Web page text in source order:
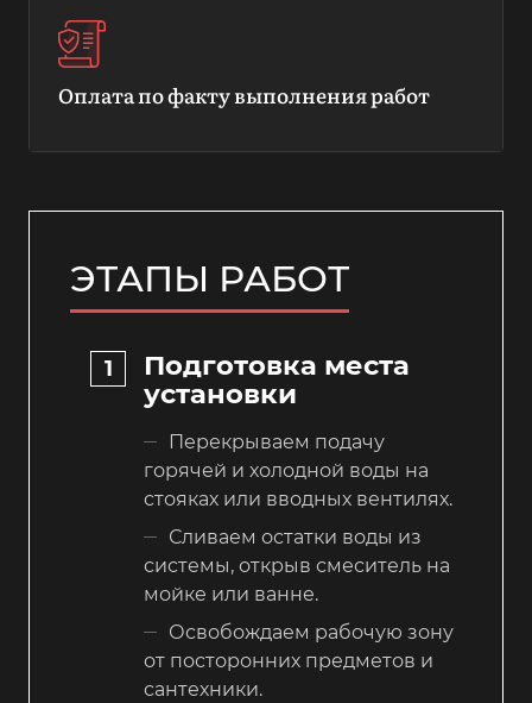
Оплата по факту выполнения работ
ЭТАПЫ РАБОТ
Подготовка места
установки
Перекрываем подачу
горячей и холодной воды на
стояках или вводных вентилях.
Сливаем остатки воды из
системы, открыв смеситель на
мойке или ванне.
Освобождаем рабочую зону
от посторонних предметов и
сантехники.